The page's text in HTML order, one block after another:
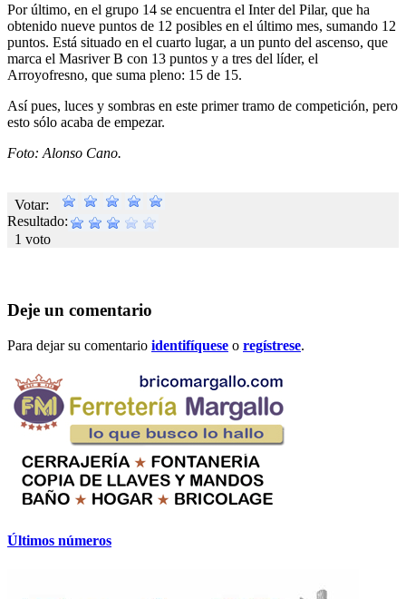
Por último, en el grupo 14 se encuentra el Inter del Pilar, que ha
obtenido nueve puntos de 12 posibles en el último mes, sumando 12
puntos. Está situado en el cuarto lugar, a un punto del ascenso, que
marca el Masriver B con 13 puntos y a tres del líder, el
Arroyofresno, que suma pleno: 15 de 15.
Así pues, luces y sombras en este primer tramo de competición, pero
esto sólo acaba de empezar.
Foto: Alonso Cano.
Votar:
Resultado:
1 voto
Deje un comentario
Para dejar su comentario identifíquese o regístrese.
Últimos números